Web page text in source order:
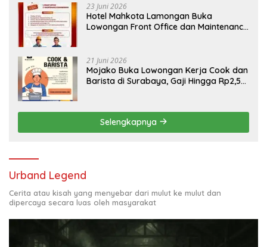
23 Juni 2026
Hotel Mahkota Lamongan Buka
Lowongan Front Office dan Maintenance
21 Juni 2026
Mojako Buka Lowongan Kerja Cook dan
Barista di Surabaya, Gaji Hingga Rp2,5
Selengkapnya
Urband Legend
Cerita atau kisah yang menyebar dari mulut ke mulut dan
dipercaya secara luas oleh masyarakat